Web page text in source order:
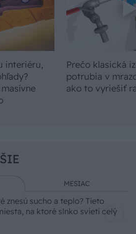
interiéru,
Prečo klasická
potrubia v
ako to vyriešiť
MESIAC
znesú sucho a teplo? Tieto
na ktoré slnko svieti celý